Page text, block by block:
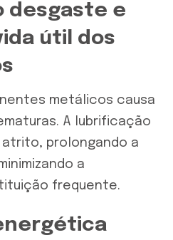
desgaste e
útil dos
metálicos causa
A lubrificação
atrito, prolongando a
a
frequente.